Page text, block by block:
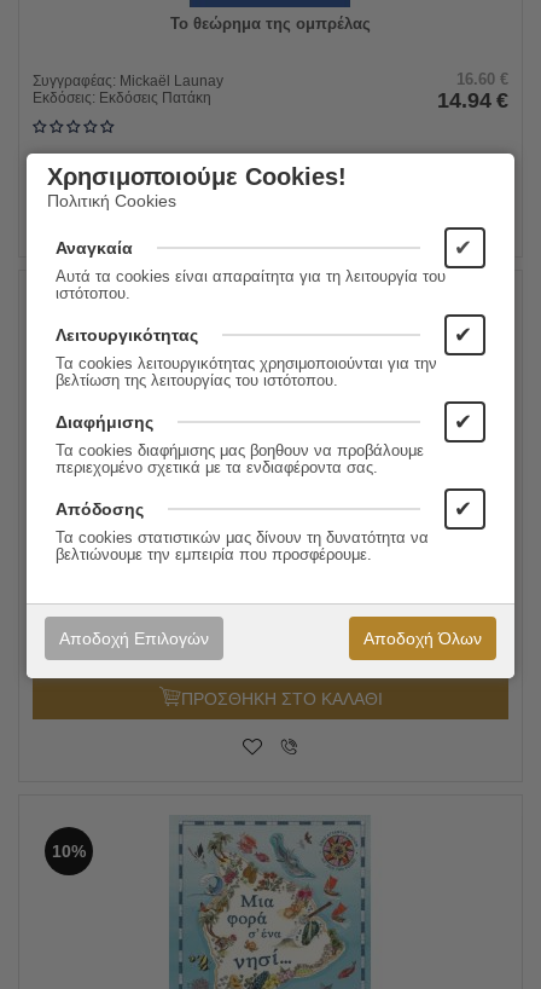
Το θεώρημα της ομπρέλας
Συγγραφέας: Mickaël Launay
Εκδόσεις: Εκδόσεις Πατάκη
16.60 €
14.94 €
ΠΡΟΣΘΗΚΗ ΣΤΟ ΚΑΛΑΘΙ
10%
Τα βιβλία κάνουν καλό στα μωρά
Συγγραφέας:Marie Bonnafé
Εκδόσεις:
15.50 €
13.95
ΠΡΟΣΘΗΚΗ ΣΤΟ ΚΑΛΑΘΙ
10%
Χρησιμοποιούμε Cookies!
Πολιτική Cookies
Αναγκαία ✔
Αυτά τα cookies είναι απαραίτητα για τη λειτουργία του
ιστότοπου.
Λειτουργικότητας ✔
Τα cookies λειτουργικότητας χρησιμοποιούνται για την
βελτίωση της λειτουργίας του ιστότοπου.
Διαφήμισης ✔
Τα cookies διαφήμισης μας βοηθουν να προβάλουμε
περιεχομένο σχετικά με τα ενδιαφέροντα σας.
Απόδοσης ✔
Τα cookies στατιστικών μας δίνουν τη δυνατότητα να
βελτιώνουμε την εμπειρία που προσφέρουμε.
Αποδοχή Επιλογών Αποδοχή Όλων